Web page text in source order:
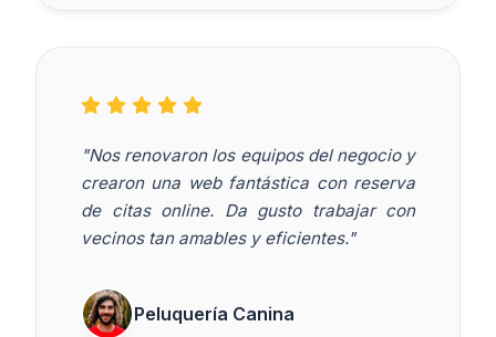
"Nos renovaron los equipos del negocio y
crearon una web fantástica con reserva
de citas online. Da gusto trabajar con
vecinos tan amables y eficientes."
Peluquería Canina